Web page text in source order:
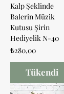
Kalp Şeklinde
Balerin Müzik
Kutusu Şirin
Hediyelik N-40
Fiyat
₺280,00
Tükendi